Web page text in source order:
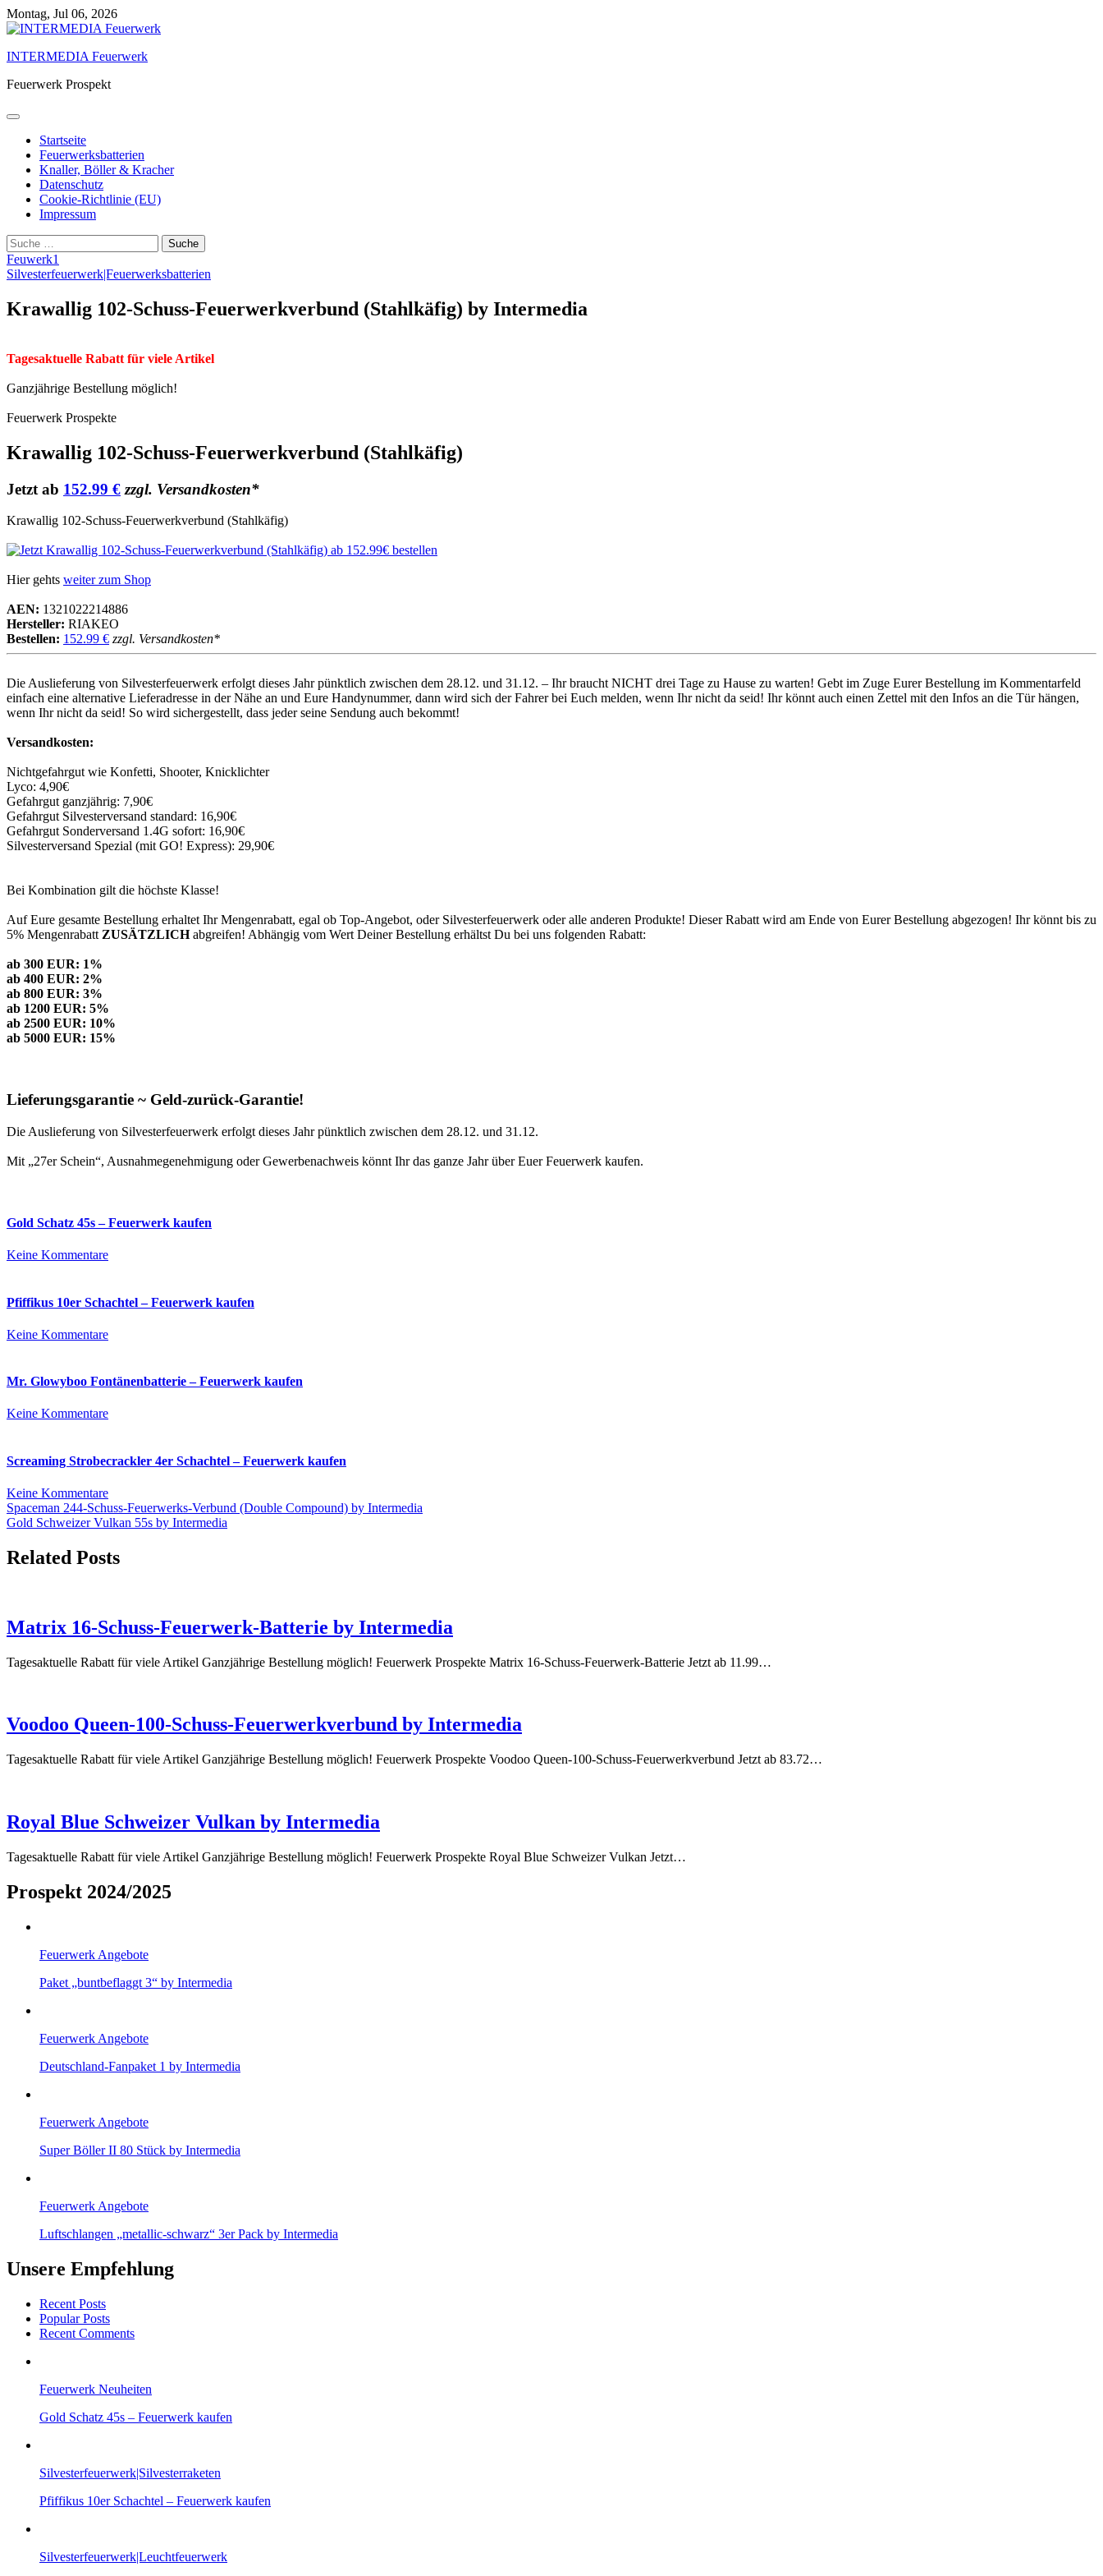
Skip
to
Montag, Jul 06, 2026
INTERMEDIA Feuerwerk
Feuerwerk Prospekt
Startseite
Feuerwerksbatterien
Knaller, Böller & Kracher
Datenschutz
Cookie-Richtlinie (EU)
Impressum
Suche
nach:
Feuwerk1
Silvesterfeuerwerk|Feuerwerksbatterien
Krawallig 102-Schuss-Feuerwerkverbund (Stahlkäfig) by Intermedia
Tagesaktuelle Rabatt für viele Artikel
Ganzjährige Bestellung möglich!
Feuerwerk Prospekte
Krawallig 102-Schuss-Feuerwerkverbund (Stahlkäfig)
Jetzt ab 152.99 € zzgl. Versandkosten*
Krawallig 102-Schuss-Feuerwerkverbund (Stahlkäfig)
Hier gehts weiter zum Shop
AEN: 1321022214886
Hersteller: RIAKEO
Bestellen: 152.99 € zzgl. Versandkosten*
Die Auslieferung von Silvesterfeuerwerk erfolgt dieses Jahr pünktlich zwischen dem 28.12. und 31.12. – Ihr braucht NICHT drei Tage zu Hause zu warten! Gebt im Zuge Eurer Bestellung im Kommentarfeld
einfach eine alternative Lieferadresse in der Nähe an und Eure Handynummer, dann wird sich der Fahrer bei Euch melden, wenn Ihr nicht da seid! Ihr könnt auch einen Zettel mit den Infos an die Tür hängen,
wenn Ihr nicht da seid! So wird sichergestellt, dass jeder seine Sendung auch bekommt!
Versandkosten:
Nichtgefahrgut wie Konfetti, Shooter, Knicklichter
Lyco: 4,90€
Gefahrgut ganzjährig: 7,90€
Gefahrgut Silvesterversand standard: 16,90€
Gefahrgut Sonderversand 1.4G sofort: 16,90€
Silvesterversand Spezial (mit GO! Express): 29,90€
Bei Kombination gilt die höchste Klasse!
Auf Eure gesamte Bestellung erhaltet Ihr Mengenrabatt, egal ob Top-Angebot, oder Silvesterfeuerwerk oder alle anderen Produkte! Dieser Rabatt wird am Ende von Eurer Bestellung abgezogen! Ihr könnt bis zu
5% Mengenrabatt ZUSÄTZLICHabgreifen! Abhängig vom Wert Deiner Bestellung erhältst Du bei uns folgenden Rabatt:
ab 300 EUR: 1%
ab 400 EUR: 2%
ab 800 EUR: 3%
ab 1200 EUR: 5%
ab 2500 EUR: 10%
ab 5000 EUR: 15%
Lieferungsgarantie ~ Geld-zurück-Garantie!
Die Auslieferung von Silvesterfeuerwerk erfolgt dieses Jahr pünktlich zwischen dem 28.12. und 31.12.
Mit „27er Schein“, Ausnahmegenehmigung oder Gewerbenachweis könnt Ihr das ganze Jahr über Euer Feuerwerk kaufen.
Gold Schatz 45s – Feuerwerk kaufen
Keine Kommentarezu
45s
–
kaufen
Pfiffikus 10er Schachtel – Feuerwerk kaufen
Keine Kommentarezu
Schachtel
kaufen
Mr. Glowyboo Fontänenbatterie – Feuerwerk kaufen
Keine Kommentarezu
Fontänenbatterie
–
kaufen
Screaming Strobecrackler 4er Schachtel – Feuerwerk kaufen
Keine Kommentarezu
Screaming
Strobecrackler
Schachtel
–
Beitrags-
Navigation
Spaceman 244-Schuss-Feuerwerks-Verbund (Double Compound) by Intermedia
Gold Schweizer Vulkan 55s by Intermedia
Related Posts
Matrix 16-Schuss-Feuerwerk-Batterie by Intermedia
Tagesaktuelle Rabatt für viele Artikel Ganzjährige Bestellung möglich! Feuerwerk Prospekte Matrix 16-Schuss-Feuerwerk-Batterie Jetzt ab 11.99…
Voodoo Queen-100-Schuss-Feuerwerkverbund by Intermedia
Tagesaktuelle Rabatt für viele Artikel Ganzjährige Bestellung möglich! Feuerwerk Prospekte Voodoo Queen-100-Schuss-Feuerwerkverbund Jetzt ab 83.72…
Royal Blue Schweizer Vulkan by Intermedia
Tagesaktuelle Rabatt für viele Artikel Ganzjährige Bestellung möglich! Feuerwerk Prospekte Royal Blue Schweizer Vulkan Jetzt…
Prospekt 2024/2025
Feuerwerk Angebote
Paket „buntbeflaggt 3“ by Intermedia
Feuerwerk Angebote
Deutschland-Fanpaket 1 by Intermedia
Feuerwerk Angebote
Super Böller II 80 Stück by Intermedia
Feuerwerk Angebote
Luftschlangen „metallic-schwarz“ 3er Pack by Intermedia
Unsere Empfehlung
Recent Posts
Popular Posts
Recent Comments
Feuerwerk Neuheiten
Gold Schatz 45s – Feuerwerk kaufen
Silvesterfeuerwerk|Silvesterraketen
Pfiffikus 10er Schachtel – Feuerwerk kaufen
Silvesterfeuerwerk|Leuchtfeuerwerk